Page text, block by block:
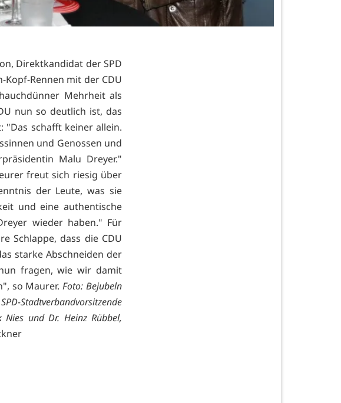
Direktkandidat der SPD
Kopf-Rennen mit der CDU
Mehrheit als
nun so deutlich ist, das
"Das schafft keiner allein.
und Genossen und
Malu Dreyer."
freut sich riesig über
der Leute, was sie
und eine authentische
wieder haben." Für
Schlappe, dass die CDU
starke Abschneiden der
fragen, wie wir damit
so Maurer.Foto: Bejubeln
Stadtverbandvorsitzende
Nies und Dr. Heinz Rübbel,